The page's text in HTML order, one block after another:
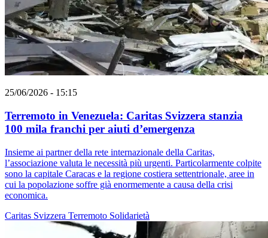
25/06/2026 - 15:15
Terremoto in Venezuela: Caritas Svizzera stanzia
100 mila franchi per aiuti d’emergenza
Insieme ai partner della rete internazionale della Caritas,
l’associazione valuta le necessità più urgenti. Particolarmente colpite
sono la capitale Caracas e la regione costiera settentrionale, aree in
cui la popolazione soffre già enormemente a causa della crisi
economica.
Caritas Svizzera Terremoto Solidarietà